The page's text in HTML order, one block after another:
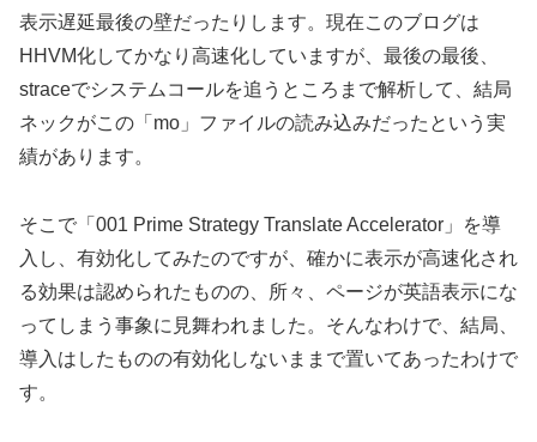
表示遅延最後の壁だったりします。現在このブログは
HHVM化してかなり高速化していますが、最後の最後、
straceでシステムコールを追うところまで解析して、結局
ネックがこの「mo」ファイルの読み込みだったという実
績があります。
そこで「001 Prime Strategy Translate Accelerator」を導
入し、有効化してみたのですが、確かに表示が高速化され
る効果は認められたものの、所々、ページが英語表示にな
ってしまう事象に見舞われました。そんなわけで、結局、
導入はしたものの有効化しないままで置いてあったわけで
す。